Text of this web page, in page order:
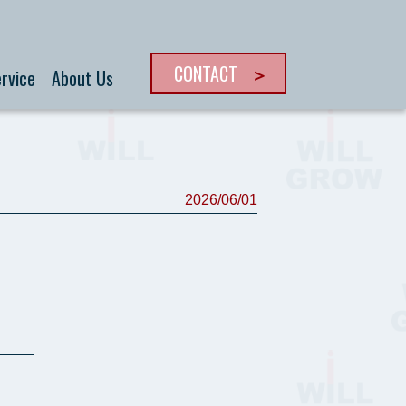
About Us CONTACT
2026/06/01